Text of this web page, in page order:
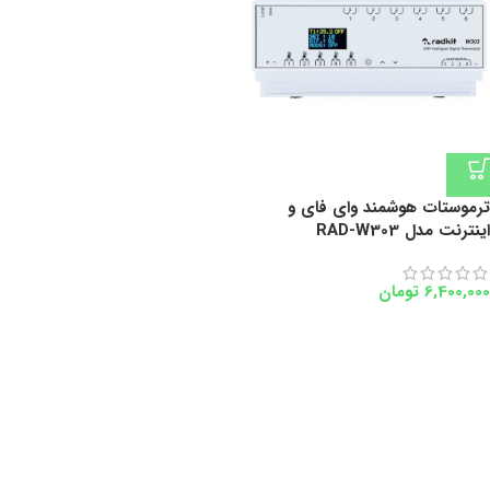
ترموستات هوشمند وای فای و
اینترنت مدل RAD-W303
6,400,000 تومان